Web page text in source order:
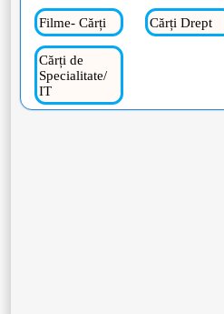
Filme- Cărți Cărți Drept
Cărți de
Specialitate/
IT